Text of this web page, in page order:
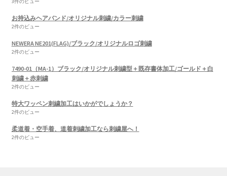
お持込みヘアバンド/オリジナル刺繍/カラー刺繍
2件のビュー
NEWERA NE201(FLAG)/ブラック/オリジナルロゴ刺繍
2件のビュー
7490-01（MA-1）ブラック/オリジナル刺繍型＋既存書体加工/ゴールド＋白
刺繍＋赤刺繍
2件のビュー
特大ワッペン刺繍加工はいかがでしょうか？
2件のビュー
柔道着・空手着、道着刺繍加工なら刺繍屋へ！
2件のビュー